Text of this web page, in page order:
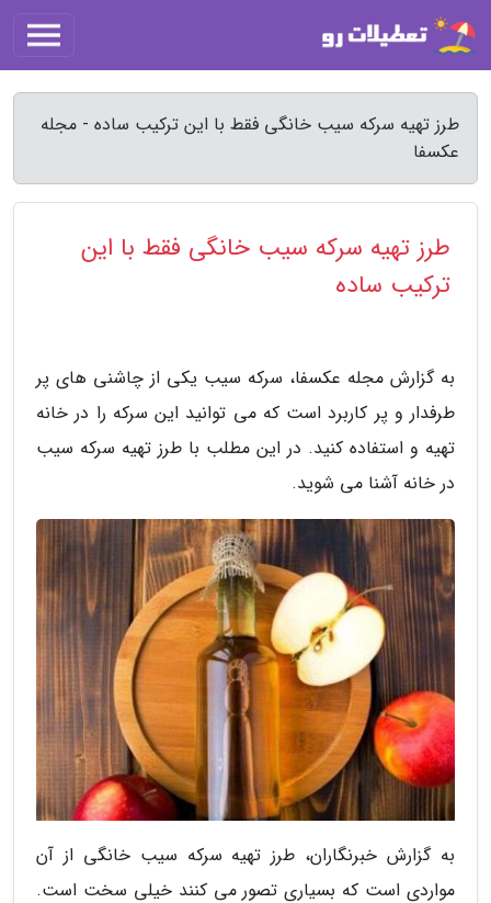
طرز تهیه سرکه سیب خانگی فقط با این ترکیب ساده - مجله
عکسفا
طرز تهیه سرکه سیب خانگی فقط با این
ترکیب ساده
به گزارش مجله عکسفا، سرکه سیب یکی از چاشنی های پر
طرفدار و پر کاربرد است که می توانید این سرکه را در خانه
تهیه و استفاده کنید. در این مطلب با طرز تهیه سرکه سیب
در خانه آشنا می شوید.
به گزارش خبرنگاران، طرز تهیه سرکه سیب خانگی از آن
مواردی است که بسیاری تصور می کنند خیلی سخت است.